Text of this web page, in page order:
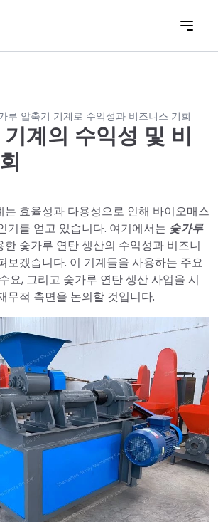
루 압축기 기계로 수익성과 비즈니스 기회
계의 수익성 및 비
는 효율성과 다용성으로 인해 바이오매스
기를 얻고 있습니다. 여기에서는 숯가루
한 숯가루 연탄 생산의 수익성과 비즈니
보겠습니다. 이 기계들을 사용하는 주요
요, 그리고 숯가루 연탄 생산 사업을 시
무적 측면을 논의할 것입니다.